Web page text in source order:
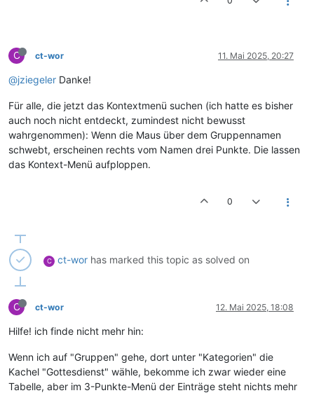
C ct-wor 11. Mai 2025, 20:27
@jziegeler Danke!
Für alle, die jetzt das Kontextmenü suchen (ich hatte es bisher
auch noch nicht entdeckt, zumindest nicht bewusst
wahrgenommen): Wenn die Maus über dem Gruppennamen
schwebt, erscheinen rechts vom Namen drei Punkte. Die lassen
das Kontext-Menü aufploppen.
0
C ct-wor has marked this topic as solved on
C ct-wor 12. Mai 2025, 18:08
Hilfe! ich finde nicht mehr hin:
Wenn ich auf "Gruppen" gehe, dort unter "Kategorien" die
Kachel "Gottesdienst" wähle, bekomme ich zwar wieder eine
Tabelle, aber im 3-Punkte-Menü der Einträge steht nichts mehr